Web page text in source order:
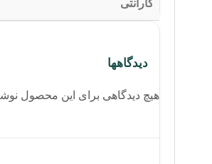
گارانتی
دیدگاهها
هیچ دیدگاهی برای این محصول